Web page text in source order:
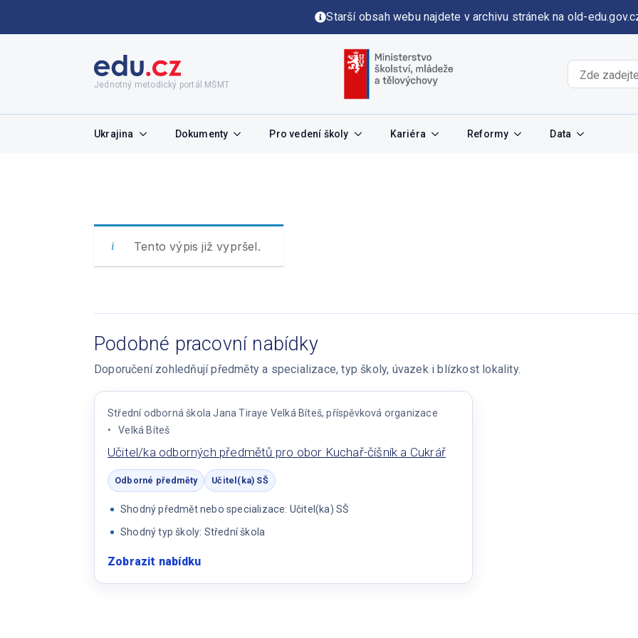
Starší obsah webu najdete v archivu stránek na old-
Jednotný metodický portál MŠMT
Ukrajina Dokumenty Pro vedení školy Kariéra Reformy Data
Tento výpis již vypršel.
Podobné pracovní nabídky
Doporučení zohledňují předměty a specializace, typ školy, úvazek i blízkost lokality.
Střední odborná škola Jana Tiraye Velká Bíteš, příspěvková organizace
Velká Bíteš
Učitel/ka odborných předmětů pro obor Kuchař-číšník a Cukrář
Odborné předměty Učitel(ka) SŠ
Shodný předmět nebo specializace: Učitel(ka) SŠ
Shodný typ školy: Střední škola
Zobrazit nabídku: